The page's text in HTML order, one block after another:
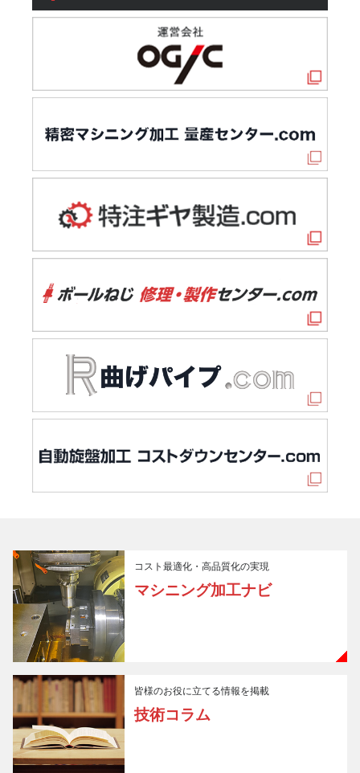
コスト最適化・高品質化の実現
マシニング加工ナビ
皆様のお役に立てる情報を掲載
技術コラム